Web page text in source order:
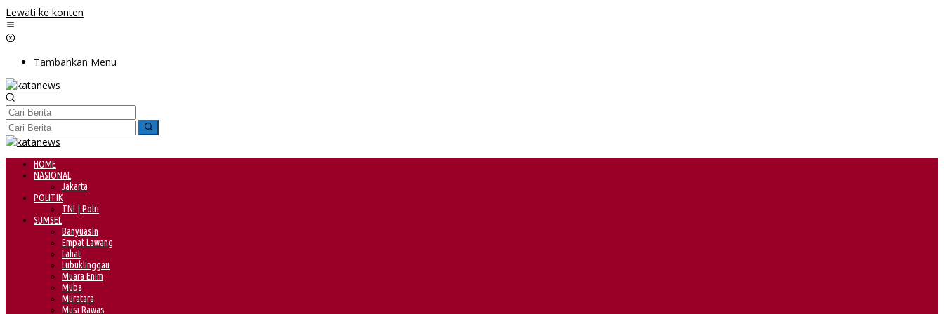
Lewati ke konten
Tambahkan Menu
HOME
NASIONAL
Jakarta
POLITIK
TNI | Polri
SUMSEL
Banyuasin
Empat Lawang
Lahat
Lubuklinggau
Muara Enim
Muba
Muratara
Musi Rawas